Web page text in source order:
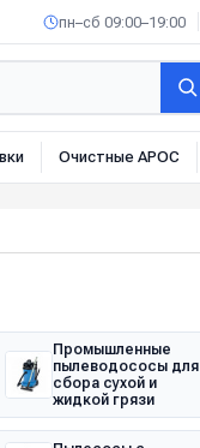
пн–сб 09:00–19:00
Очистные АРОС
Промышленные
пылеводососы для
сбора сухой и
жидкой грязи